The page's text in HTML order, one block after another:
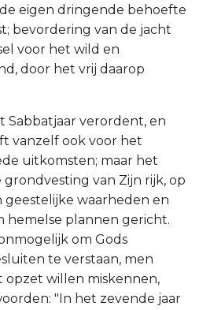
eigen dringende behoefte
bevordering van de jacht
voor het wild en
door het vrij daarop
Sabbatjaar verordent, en
vanzelf ook voor het
uitkomsten; maar het
van Zijn rijk, op
waarheden en
hemelse plannen gericht.
om Gods
te verstaan, men
opzet willen miskennen,
"In het zevende jaar